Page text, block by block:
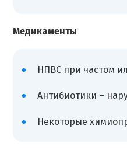
Медикаменты
НПВС при частом
Антибиотики –
Некоторые